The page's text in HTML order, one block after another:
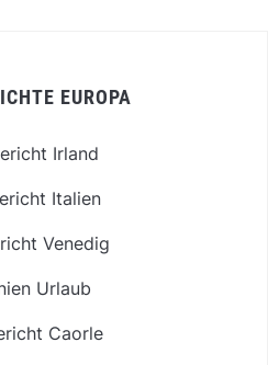
EUROPA
Irland
Italien
Venedig
Urlaub
Caorle